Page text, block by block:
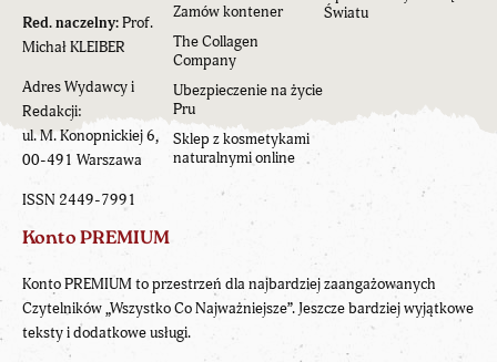
Red. naczelny:Prof.
Michał KLEIBER
Adres Wydawcy i
Redakcji:
ul. M. Konopnickiej 6,
00-491 Warszawa
ISSN 2449-7991
Zamów kontener
The Collagen
Company
Ubezpieczenie na życie
Pru
Sklep z kosmetykami
naturalnymi online
Światu
Konto PREMIUM
Konto PREMIUM to przestrzeń dla najbardziej zaangażowanych
Czytelników „Wszystko Co Najważniejsze”. Jeszcze bardziej wyjątkowe
teksty i dodatkowe usługi.